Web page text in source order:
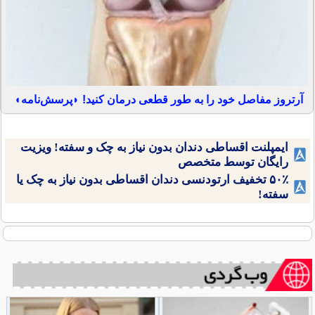
آرتروز مفاصل خود را به طور قطعی درمان کنید! ◗پرسش‌نامه◖
ایمپلنت اقساطی دندان بدون نیاز به چک و سفته! ویزیت
رایگان توسط متخصص
۵۰٪ تخفیف ارتودنسی دندان اقساطی بدون نیاز به چک یا
سفته!